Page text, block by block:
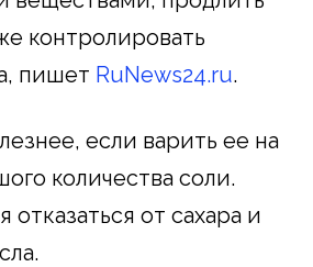
контролировать
пишет RuNews24.ru.
если варить ее на
количества соли.
отказаться от сахара и